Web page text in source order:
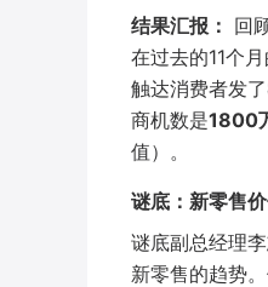
结果汇报： 回
在过去的11个
触达消费者发了
商机数是1800
值）。
谜底：新零售
谜底副总经理
新零售的趋势